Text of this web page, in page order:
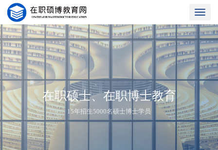
Toggle
在职硕士、在职博士教育
15年招生5000名硕士博士学员